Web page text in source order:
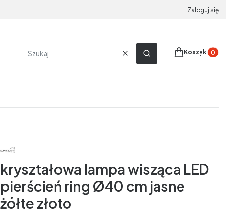
Zaloguj się
WyczyśćSzukaj
Produkty w
Koszyk
kryształowa lampa wisząca LED
pierścień ring Ø40 cm jasne
żółte złoto